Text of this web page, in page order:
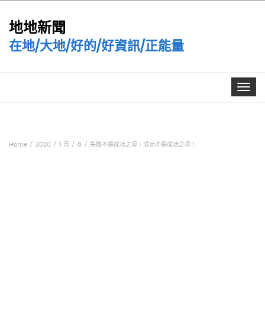
地地新聞
在地/大地/好的/好資訊/正能量
Toggle
Home 2020 1 月 8 失敗不是成功之母，成功才是成功之母！